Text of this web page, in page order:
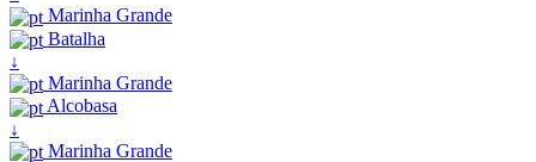
Marinha Grande
Batalha
↓
Marinha Grande
Alcobasa
↓
Marinha Grande